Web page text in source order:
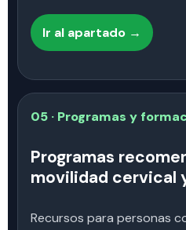
Ir al apartado →
05 · Programas y
Programas
movilidad cervical
Recursos para personas